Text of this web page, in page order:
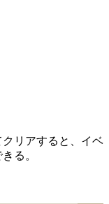
リアすると、イベ
る。